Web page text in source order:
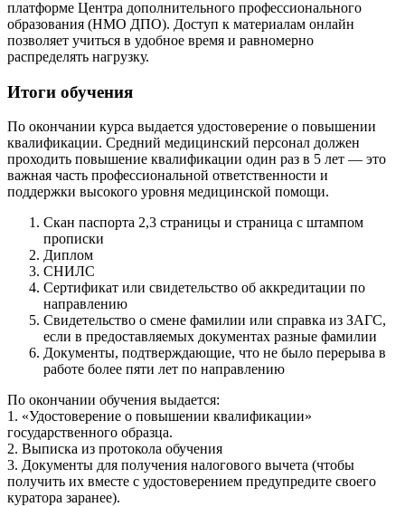
платформе Центра дополнительного профессионального
образования (НМО ДПО). Доступ к материалам онлайн
позволяет учиться в удобное время и равномерно
распределять нагрузку.
Итоги обучения
По окончании курса выдается удостоверение о повышении
квалификации. Средний медицинский персонал должен
проходить повышение квалификации один раз в 5 лет — это
важная часть профессиональной ответственности и
поддержки высокого уровня медицинской помощи.
Скан паспорта 2,3 страницы и страница с штампом
прописки
Диплом
СНИЛС
Сертификат или свидетельство об аккредитации по
направлению
Свидетельство о смене фамилии или справка из ЗАГС,
если в предоставляемых документах разные фамилии
Документы, подтверждающие, что не было перерыва в
работе более пяти лет по направлению
По окончании обучения выдается:
1. «Удостоверение о повышении квалификации»
государственного образца.
2. Выписка из протокола обучения
3. Документы для получения налогового вычета (чтобы
получить их вместе с удостоверением предупредите своего
куратора заранее).